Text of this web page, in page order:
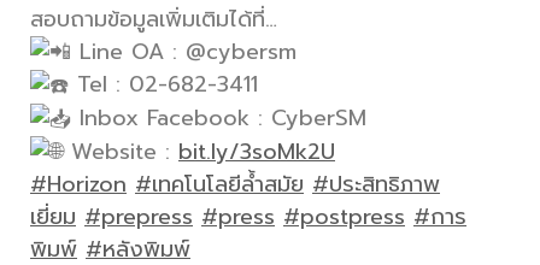
สอบถามข้อมูลเพิ่มเติมได้ที่…
Line OA : @cybersm
Tel : 02-682-3411
Inbox Facebook : CyberSM
Website : bit.ly/3soMk2U
#Horizon #เทคโนโลยีล้ำสมัย #ประสิทธิภาพ
เยี่ยม #prepress #press #postpress #การ
พิมพ์ #หลังพิมพ์